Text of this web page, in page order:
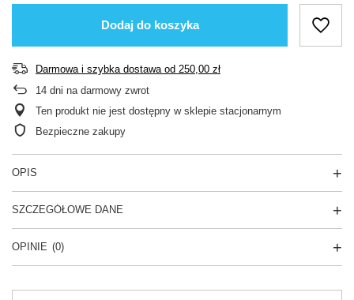
Dodaj do koszyka
Darmowa i szybka dostawa od 250,00 zł
14 dni na darmowy zwrot
Ten produkt nie jest dostępny w sklepie stacjonarnym
Bezpieczne zakupy
OPIS
SZCZEGÓŁOWE DANE
OPINIE (0)